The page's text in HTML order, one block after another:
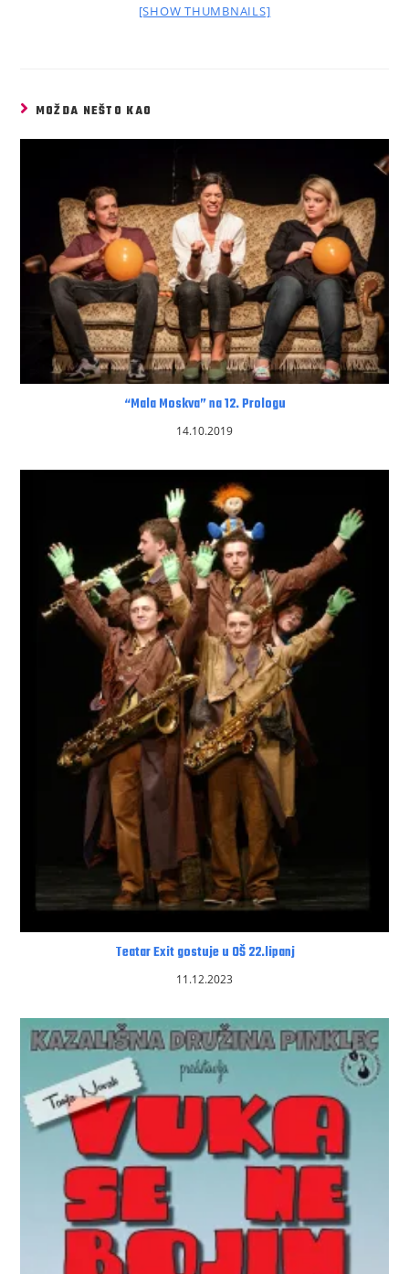
[SHOW THUMBNAILS]
MOŽDA NEŠTO KAO
“Mala Moskva” na 12. Prologu
14.10.2019
Teatar Exit gostuje u OŠ 22.lipanj
11.12.2023